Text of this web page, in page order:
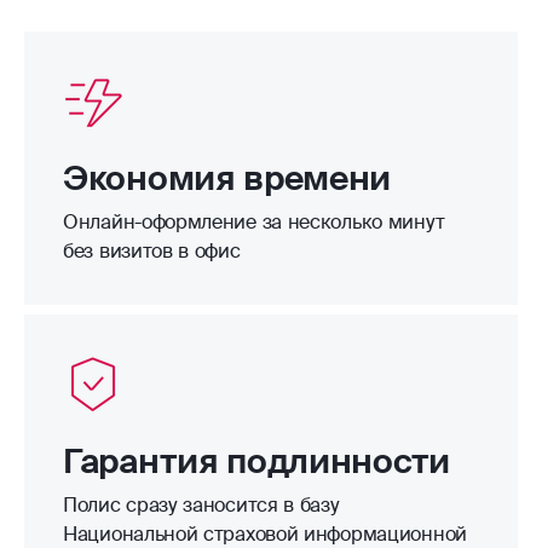
Экономия времени
Онлайн-оформление за несколько минут
без визитов в офис
Гарантия подлинности
Полис сразу заносится в базу
Национальной страховой информационной